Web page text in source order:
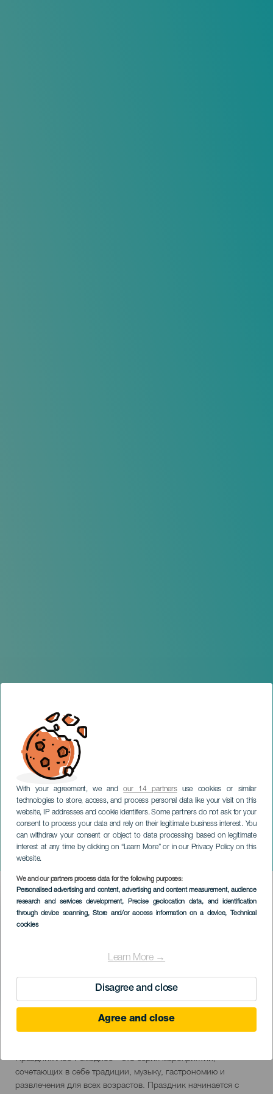
With your agreement, we andour 14 partnersuse cookies or similar
technologies to store, access, and process personal data like your visit on this
website, IP addresses and cookie identifiers. Some partners do not ask for your
consent to process your data and rely on their legitimate business interest. You
can withdraw your consent or object to data processing based on legitimate
interest at any time by clicking on “Learn More” or in our Privacy Policy on this
website.
We and our partners process data for the following purposes:
Personalised advertising and content, advertising and content measurement, audience
research and services development, Precise geolocation data, and identification
through device scanning, Store and/or access information on a device, Technical
cookies
Learn More →
Disagree and close
Agree and close
Праздник Лос Ремедиос
ТЕНЕРИФЕ
Imagen
Listado
September 2026
del
evento
Праздник Лос-Ремедиос – это серия мероприятий,
сочетающих в себе традиции, музыку, гастрономию и
развлечения для всех возрастов. Праздник начинается с